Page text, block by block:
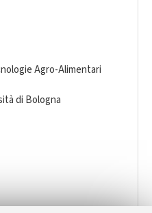
Agro-Alimentari
di Bologna